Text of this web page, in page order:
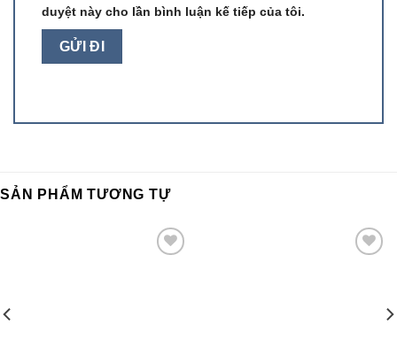
duyệt này cho lần bình luận kế tiếp của tôi.
SẢN PHẨM TƯƠNG TỰ